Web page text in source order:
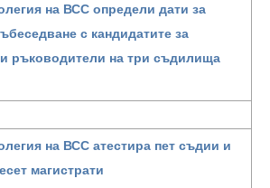
на ВСС определи дати за
с кандидатите за
ръководители на три съдилища
на ВСС атестира пет съдии и
магистрати